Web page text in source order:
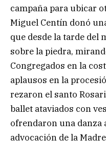
campaña para ubicar
Miguel Centín donó
que desde la tarde del
sobre la piedra,
Congregados en la
aplausos en la
rezaron el santo
ballet ataviados con
ofrendaron una danza
advocación de la